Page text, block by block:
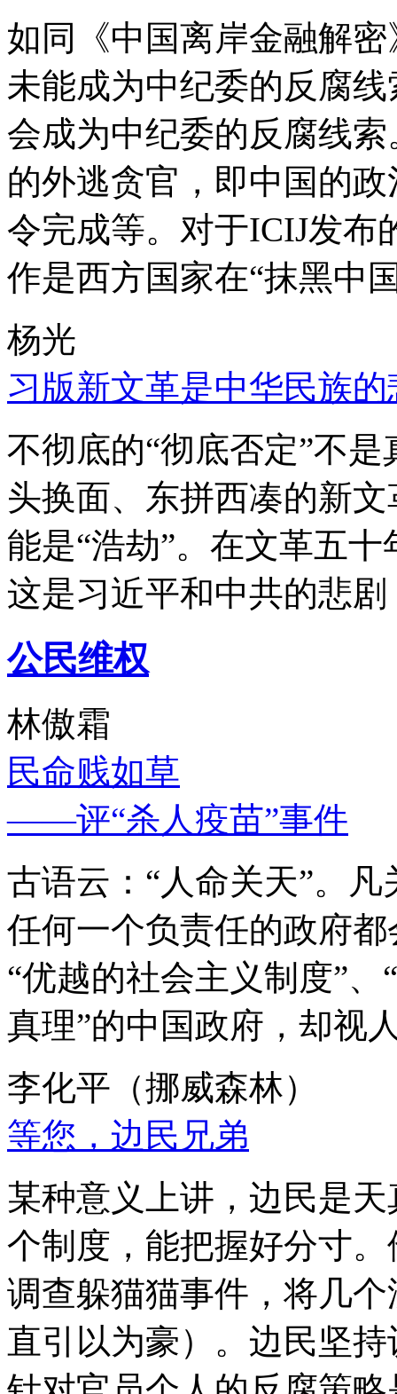
如同《中国离岸金融解
未能成为中纪委的反腐
会成为中纪委的反腐线
的外逃贪官，即中国的
令完成等。对于ICIJ发布
作是西方国家在“抹黑中
杨光
习版新文革是中华民族的
不彻底的“彻底否定”不
头换面、东拼西凑的新
能是“浩劫”。在文革五
这是习近平和中共的悲
公民维权
林傲霜
民命贱如草
——评“杀人疫苗”事件
古语云：“人命关天”。
任何一个负责任的政府
“优越的社会主义制度”
真理”的中国政府，却视
李化平（挪威森林）
等您，边民兄弟
某种意义上讲，边民是
个制度，能把握好分寸
调查躲猫猫事件，将几
直引以为豪）。边民坚